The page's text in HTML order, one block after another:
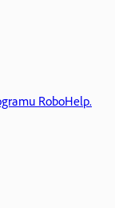
RoboHelp.